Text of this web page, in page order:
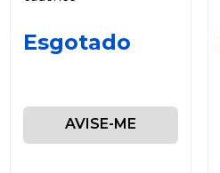
Esgotado
AVISE-ME